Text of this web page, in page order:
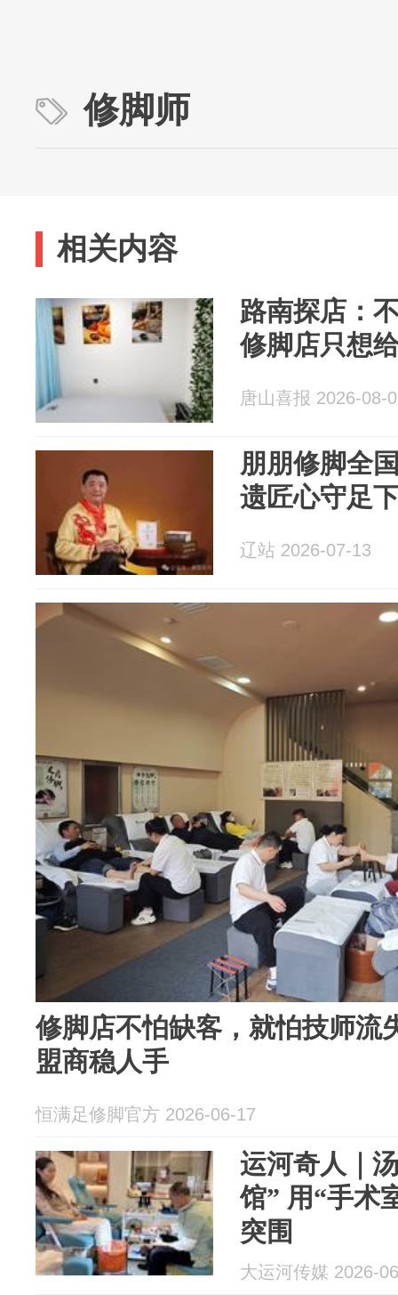
修脚师
相关内容
路南探店：
修脚店只想
唐山喜报 2026-08-
朋朋修脚全
遗匠心守足
辽站 2026-07-13
修脚店不怕缺客，就怕技师流
盟商稳人手
恒满足修脚官方 2026-06-17
运河奇人｜
馆” 用“手术
突围
大运河传媒 2026-